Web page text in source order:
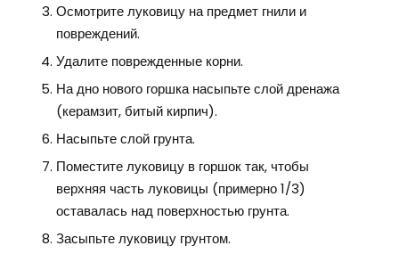
Осмотрите луковицу на предмет гнили и
повреждений.
Удалите поврежденные корни.
На дно нового горшка насыпьте слой дренажа
(керамзит, битый кирпич).
Насыпьте слой грунта.
Поместите луковицу в горшок так, чтобы
верхняя часть луковицы (примерно 1/3)
оставалась над поверхностью грунта.
Засыпьте луковицу грунтом.